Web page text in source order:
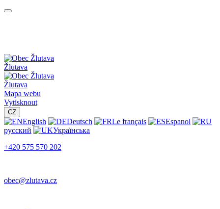
Žlutava
Žlutava
Mapa webu
Vytisknout
CZ
English Deutsch Le français
Espanol
русский
Українська
+420 575 570 202
obec@zlutava.cz